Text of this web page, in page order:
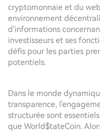
cryptomonnaie et du
environnement
d'informations
investisseurs et ses
défis pour les parties
potentiels.
Dans le monde
transparence,
structurée sont
que World$tateCoin.